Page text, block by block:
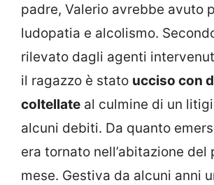
padre, Valerio avrebbe avuto
ludopatia e alcolismo.
rilevato dagli agenti
il ragazzo è stato ucciso con
coltellate al culmine di un
alcuni debiti. Da quanto
era tornato nell’abitazione del
mese. Gestiva da alcuni anni